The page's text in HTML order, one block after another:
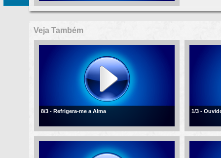
Veja Também
8/3 - Refrigera-me a Alma 1/3 -